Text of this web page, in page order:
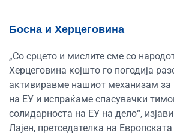
Босна и Херцеговина
„Со срцето и мислите сме со
Херцеговина којшто го погодија
активиравме нашиот механизам за
на ЕУ и испраќаме спасувачки
солидарноста на ЕУ на дело“,
Лајен, претседателка на